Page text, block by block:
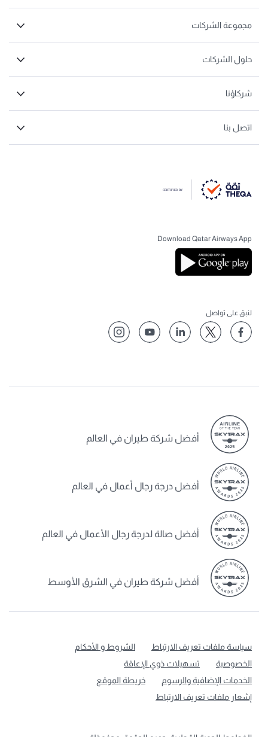
مجموعة الشركات
حلول الشركات
شركاؤنا
اتصل بنا
Download Qatar Airways App
لنبق على تواصل
أفضل شركة طيران في العالم
أفضل درجة رجال أعمال في العالم
أفضل صالة لدرجة رجال الأعمال في العالم
أفضل شركة طيران في الشرق الأوسط
سياسة ملفات تعريف الارتباط
الشروط و الأحكام
الخصوصية
تسهيلات ذوي الإعاقة
الخدمات الإضافية والرسوم
خريطة الموقع
إشعار ملفات تعريف الارتباط